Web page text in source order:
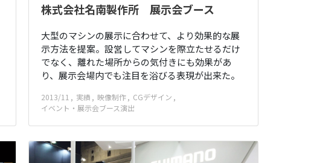
株式会社名南製作所 展示会ブース
大型のマシンの展示に合わせて、より効果的な展
示方法を提案。設営してマシンを際立たせるだけ
でなく、離れた場所からの気付きにも効果があ
り、展示会場内でも注目を浴びる表現が出来た。
2013/11 実績 映像制作
CGデザイン
イベント・展示会ブース演出